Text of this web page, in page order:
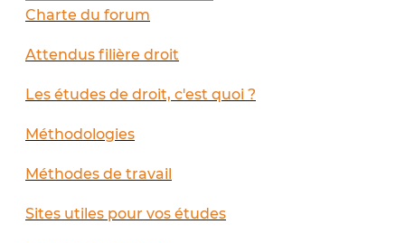
Charte du forum
Attendus filière droit
Les études de droit, c'est quoi ?
Méthodologies
Méthodes de travail
Sites utiles pour vos études